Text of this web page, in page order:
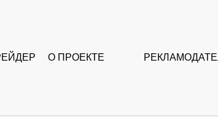
О ПРОЕКТЕ